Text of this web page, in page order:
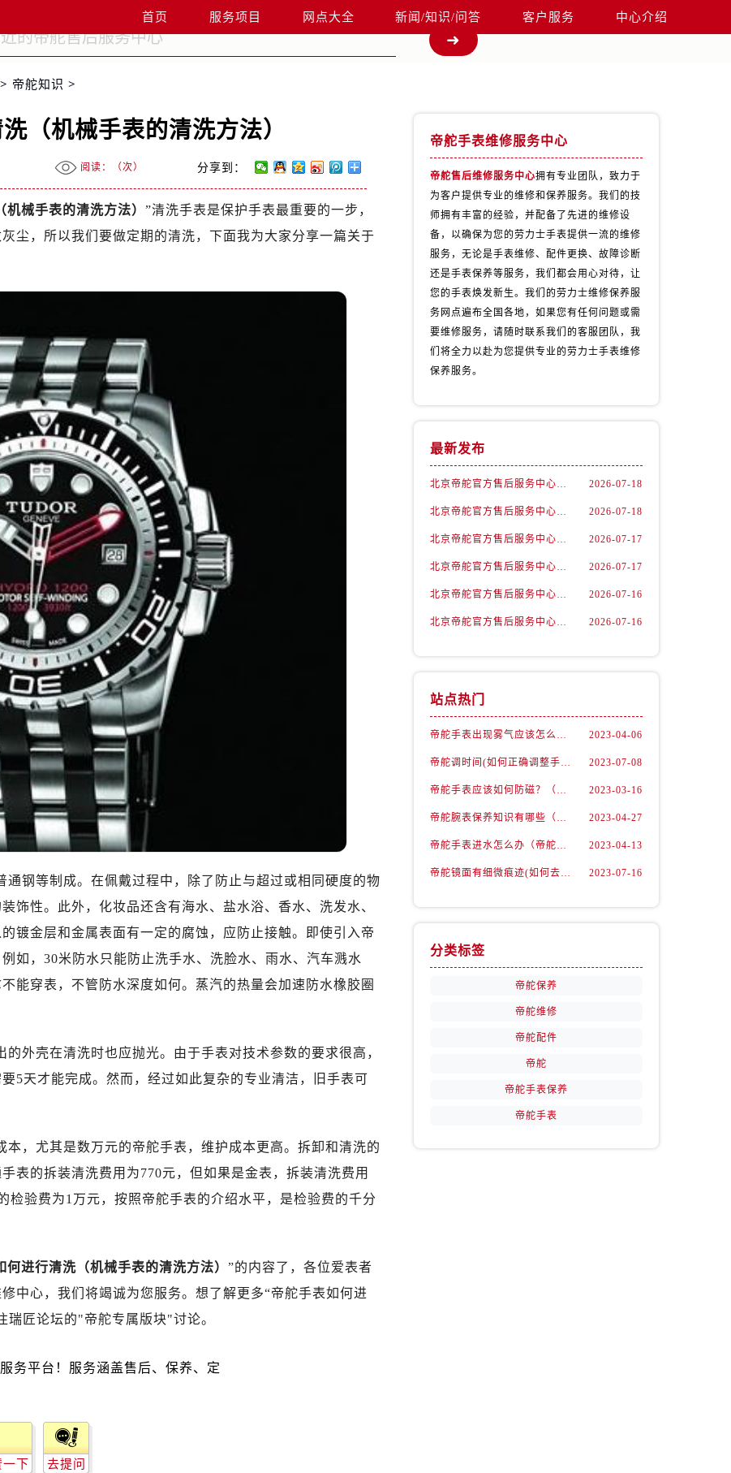
首页 服务项目 网点大全 新闻/知识/问答 客户服务 中心介绍
> 帝舵知识 >
（机械手表的清洗方法）
阅读：（次） 分享到：
械手表的清洗方法） ”清洗手表是保护手表最重要的一步，
尘，所以我们要做定期的清洗，下面我为大家分享一篇关于
钢等制成。在佩戴过程中，除了防止与超过或相同硬度的物
饰性。此外，化妆品还含有海水、盐水浴、香水、洗发水、
镀金层和金属表面有一定的腐蚀，应防止接触。即使引入帝
如，30米防水只能防止洗手水、洗脸水、雨水、汽车溅水
能穿表，不管防水深度如何。蒸汽的热量会加速防水橡胶圈
外壳在清洗时也应抛光。由于手表对技术参数的要求很高，
5天才能完成。然而，经过如此复杂的专业清洁，旧手表可
，尤其是数万元的帝舵手表，维护成本更高。拆卸和清洗的
表的拆装清洗费用为770元，但如果是金表，拆装清洗费用
检验费为1万元，按照帝舵手表的介绍水平，是检验费的千分
何进行清洗（机械手表的清洗方法） ”的内容了，各位爱表者
中心，我们将竭诚为您服务。想了解更多“帝舵手表如何进
瑞匠论坛的"帝舵专属版块"讨论。
一下 去提问
帝舵手表维修服务中心
帝舵售后维修服务中心拥有专业团队，致力于
为客户提供专业的维修和保养服务。我们的技
师拥有丰富的经验，并配备了先进的维修设
备，以确保为您的劳力士手表提供一流的维修
服务，无论是手表维修、配件更换、故障诊断
还是手表保养等服务，我们都会用心对待，让
您的手表焕发新生。我们的劳力士维修保养服
务网点遍布全国各地，如果您有任何问题或需
要维修服务，请随时联系我们的客服团队，我
们将全力以赴为您提供专业的劳力士手表维修
保养服务。
最新发布
北京帝舵官方售后服务中心｜全新地址及售后电话权威信息公示（2026年7月最新） 2026-07-18
北京帝舵官方售后服务中心｜完整地址及服务热线权威信息公示（2026年7月最新） 2026-07-18
北京帝舵官方售后服务中心｜最新地址与官方维修热线权威信息公示（2026年7月最新） 2026-07-17
北京帝舵官方售后服务中心｜全部地址与售后热线电话权威信息公示（2026年7月最新） 2026-07-17
北京帝舵官方售后服务中心｜完整网点地址及官方热线权威信息公示（2026年7月最新） 2026-07-16
北京帝舵官方售后服务中心｜网点地址及服务热线权威信息公示（2026年7月最新） 2026-07-16
站点热门
帝舵手表出现雾气应该怎么办呢（帝舵手表出现雾气的解决办法） 2023-04-06
帝舵调时间(如何正确调整手表时间) 2023-07-08
帝舵手表应该如何防磁？（受磁解决方法） 2023-03-16
帝舵腕表保养知识有哪些（手表的保养） 2023-04-27
帝舵手表进水怎么办（帝舵手表解决进水故障的方法） 2023-04-13
帝舵镜面有细微痕迹(如何去除痕迹并保护手表) 2023-07-16
分类标签
帝舵保养
帝舵维修
帝舵配件
帝舵
帝舵手表保养
帝舵手表